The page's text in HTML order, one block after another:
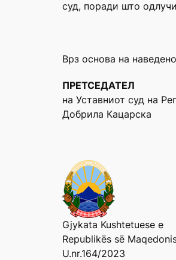
суд, поради што
Врз основа на
ПРЕТСЕДАТЕЛ
на Уставниот суд на
Добрила Кацарска
Gjykata Kushtetuese e
Republikës së
U.nr.164/2023